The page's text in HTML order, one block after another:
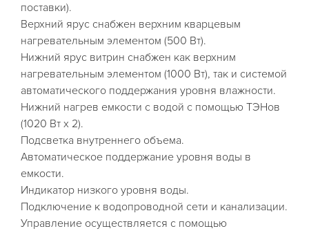
поставки).
Верхний ярус снабжен верхним кварцевым
нагревательным элементом (500 Вт).
Нижний ярус витрин снабжен как верхним
нагревательным элементом (1000 Вт), так и системой
автоматического поддержания уровня влажности.
Нижний нагрев емкости с водой с помощью ТЭНов
(1020 Вт х 2).
Подсветка внутреннего объема.
Автоматическое поддержание уровня воды в
емкости.
Индикатор низкого уровня воды.
Подключение к водопроводной сети и канализации.
Управление осуществляется с помощью